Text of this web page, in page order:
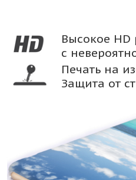
Высокое HD
с
Печать на
Защита от